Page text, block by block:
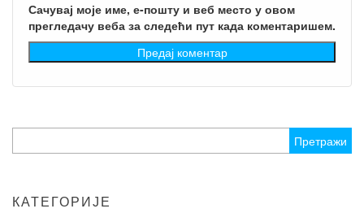
Сачувај моје име, е-пошту и веб место у овом
прегледачу веба за следећи пут када коментаришем.
за:
КАТЕГОРИЈЕ